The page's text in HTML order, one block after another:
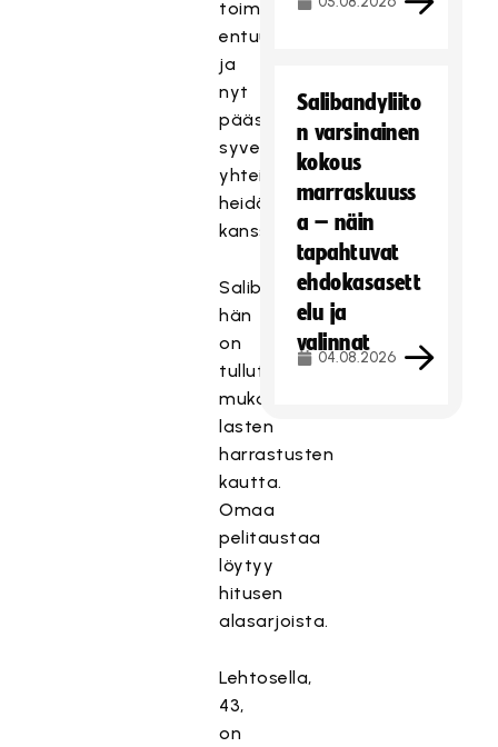
toimihenkilöitä
entuudestaan,
ja
nyt
pääsen
syventämään
yhteistyötä
heidän
kanssaan.
Salibandyyn
hän
on
tullut
mukaan
lasten
harrastusten
kautta.
Omaa
pelitaustaa
löytyy
hitusen
alasarjoista.
Lehtosella,
43,
on
Salibandyliito
n varsinainen
kokous
marraskuuss
a – näin
tapahtuvat
ehdokasasett
elu ja
valinnat
04.08.2026